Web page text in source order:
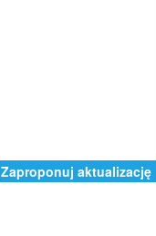
Zaproponuj aktualizację